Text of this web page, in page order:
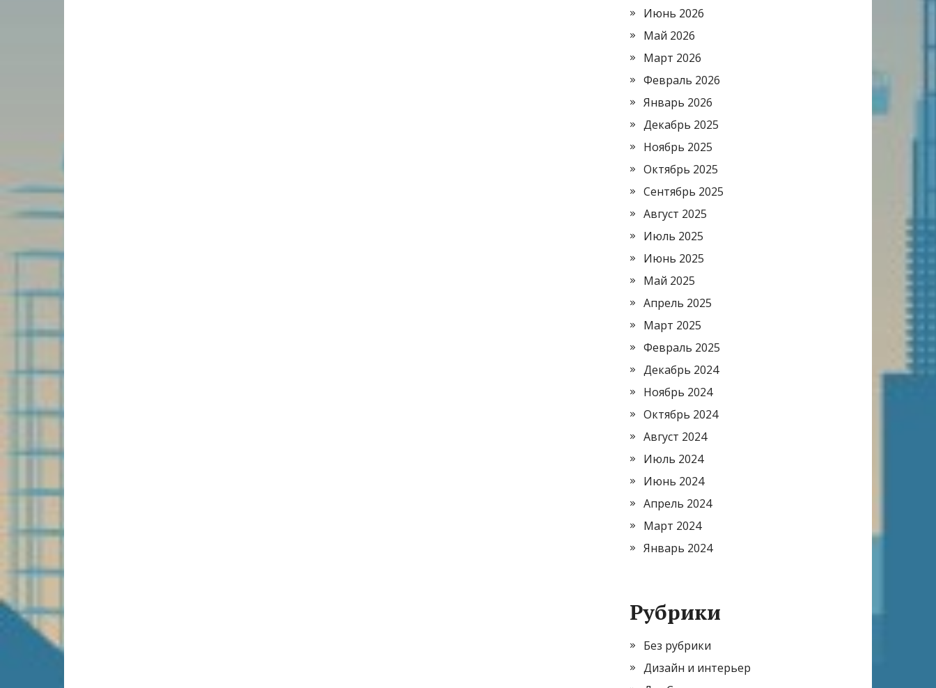
Июнь 2026
Май 2026
Март 2026
Февраль 2026
Январь 2026
Декабрь 2025
Ноябрь 2025
Октябрь 2025
Сентябрь 2025
Август 2025
Июль 2025
Июнь 2025
Май 2025
Апрель 2025
Март 2025
Февраль 2025
Декабрь 2024
Ноябрь 2024
Октябрь 2024
Август 2024
Июль 2024
Июнь 2024
Апрель 2024
Март 2024
Январь 2024
Рубрики
Без рубрики
Дизайн и интерьер